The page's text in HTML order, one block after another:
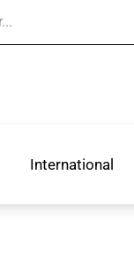
International